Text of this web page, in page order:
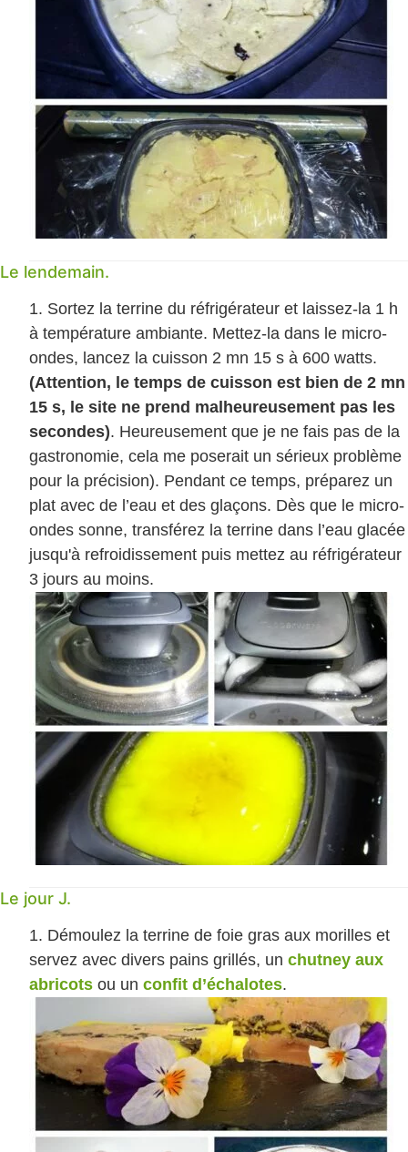
Le lendemain.
Sortez la terrine du réfrigérateur et laissez-la 1 h
à température ambiante. Mettez-la dans le micro-
ondes, lancez la cuisson 2 mn 15 s à 600 watts.
(Attention, le temps de cuisson est bien de 2 mn
15 s, le site ne prend malheureusement pas les
secondes). Heureusement que je ne fais pas de la
gastronomie, cela me poserait un sérieux problème
pour la précision). Pendant ce temps, préparez un
plat avec de l’eau et des glaçons. Dès que le micro-
ondes sonne, transférez la terrine dans l’eau glacée
jusqu'à refroidissement puis mettez au réfrigérateur
3 jours au moins.
Le jour J.
Démoulez la terrine de foie gras aux morilles et
servez avec divers pains grillés, un chutney aux
abricots ou un confit d’échalotes.